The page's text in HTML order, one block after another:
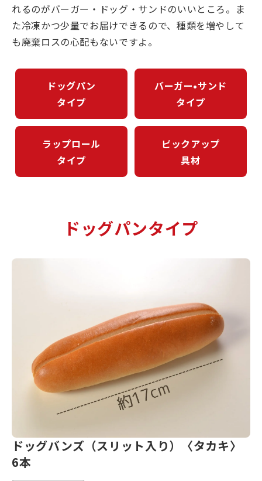
れるのがバーガー・ドッグ・サンドのいいところ。ま
た冷凍かつ少量でお届けできるので、種類を増やして
も廃棄ロスの心配もないですよ。
ドッグパン
タイプ
バーガー•サンド
タイプ
ラップロール
タイプ
ピックアップ
具材
ドッグパンタイプ
ドッグバンズ（スリット入り）〈タカキ〉
6本